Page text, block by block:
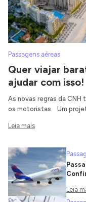
Passagens aéreas
Quer viajar
ajudar com isso!
As novas regras da
os motoristas. Um
Leia mais
Leia